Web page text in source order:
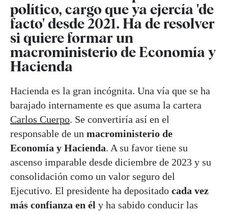
político, cargo que ya ejercía 'de
facto' desde 2021. Ha de resolver
si quiere formar un
macroministerio de Economía y
Hacienda
Hacienda es la gran incógnita. Una vía que se ha
barajado internamente es que asuma la cartera
Carlos Cuerpo. Se convertiría así en el
responsable de un macroministerio de
Economía y Hacienda. A su favor tiene su
ascenso imparable desde diciembre de 2023 y su
consolidación como un valor seguro del
Ejecutivo. El presidente ha depositado cada vez
más confianza en él y ha sabido conducir las